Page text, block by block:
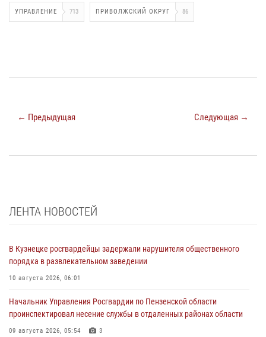
УПРАВЛЕНИЕ 713 ПРИВОЛЖСКИЙ ОКРУГ 86
← Предыдущая Следующая →
ЛЕНТА НОВОСТЕЙ
В Кузнецке росгвардейцы задержали нарушителя общественного
порядка в развлекательном заведении
10 августа 2026, 06:01
Начальник Управления Росгвардии по Пензенской области
проинспектировал несение службы в отдаленных районах области
09 августа 2026, 05:54 3